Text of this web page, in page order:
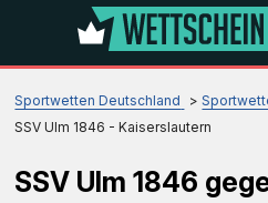
Sportwetten Deutschland
SSV Ulm 1846 - Kaiserslautern
SSV Ulm 1846